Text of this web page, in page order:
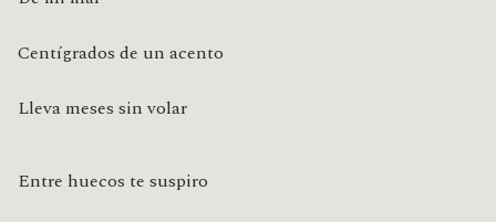
Centígrados de un acento
Lleva meses sin volar
Entre huecos te suspiro